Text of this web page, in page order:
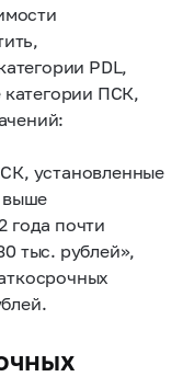
PDL,
ПСК,
установленные
выше
года почти
тыс. рублей»,